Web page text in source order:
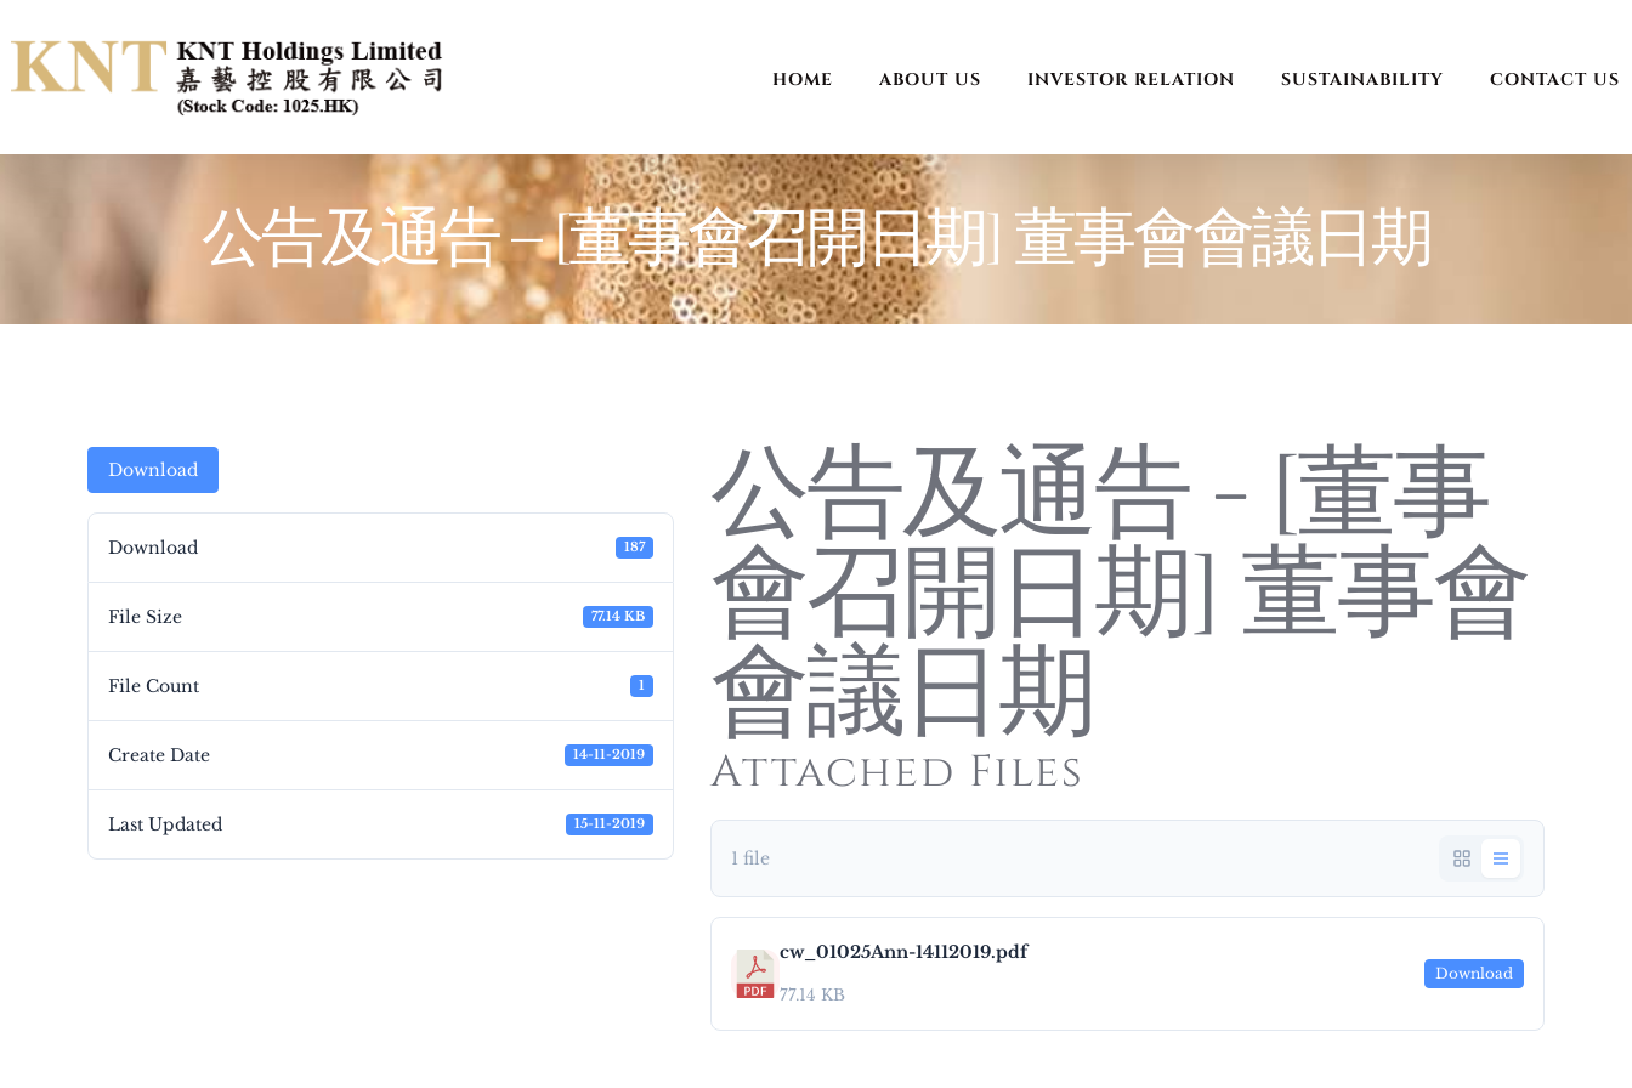
content
HOME ABOUT US INVESTOR RELATION SUSTAINABILITY CONTACT US
公告及通告 – [董事會召開日期] 董事會會議日期
Download
Download 187
File Size 77.14 KB
File Count 1
Create Date 14-11-2019
Last Updated 15-11-2019
公告及通告 - [董事
會召開日期] 董事會
會議日期
Attached Files
1 file
cw_01025Ann-14112019.pdf
77.14 KB
Download